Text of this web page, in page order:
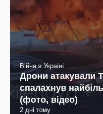
Війна в Україні
Дрони атакували
спалахнув
(фото, відео)
2 дні тому